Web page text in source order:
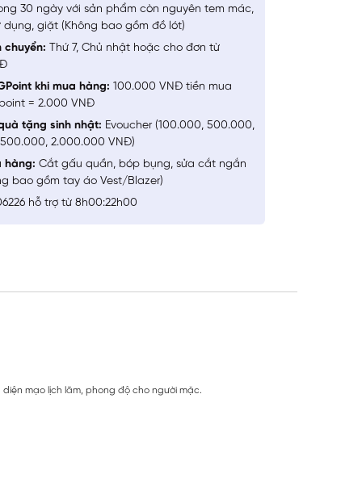
30 ngày với sản phẩm còn nguyên tem mác,
dụng, giặt (Không bao gồm đồ lót)
chuyển: Thứ 7, Chủ nhật hoặc cho đơn từ
khi mua hàng: 100.000 VNĐ tiền mua
= 2.000 VNĐ
tặng sinh nhật: Evoucher (100.000, 500.000,
2.000.000 VNĐ)
hàng: Cắt gấu quần, bóp bụng, sửa cắt ngắn
bao gồm tay áo Vest/Blazer)
hỗ trợ từ 8h00:22h00
mạo lịch lãm, phong độ cho người mặc.